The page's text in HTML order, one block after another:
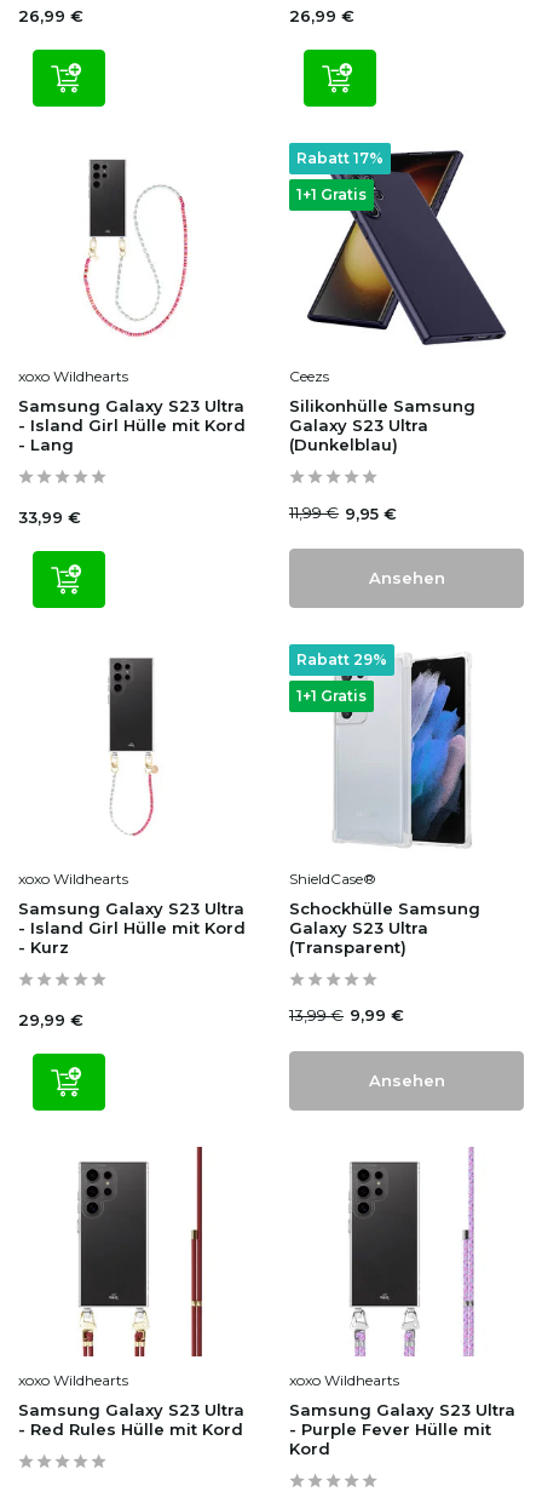
26,99 € 26,99 €
xoxo Wildhearts
Samsung Galaxy S23 Ultra
- Island Girl Hülle mit Kord
- Lang
33,99 €
1+1 Gratis
Rabatt 17%
Ceezs
Silikonhülle Samsung
Galaxy S23 Ultra
(Dunkelblau)
11,99 € 9,95 €
Ansehen
xoxo Wildhearts
Samsung Galaxy S23 Ultra
- Island Girl Hülle mit Kord
- Kurz
29,99 €
1+1 Gratis
Rabatt 29%
ShieldCase®
Schockhülle Samsung
Galaxy S23 Ultra
(Transparent)
13,99 € 9,99 €
Ansehen
xoxo Wildhearts
Samsung Galaxy S23 Ultra
- Red Rules Hülle mit Kord
xoxo Wildhearts
Samsung Galaxy S23 Ultra
- Purple Fever Hülle mit
Kord